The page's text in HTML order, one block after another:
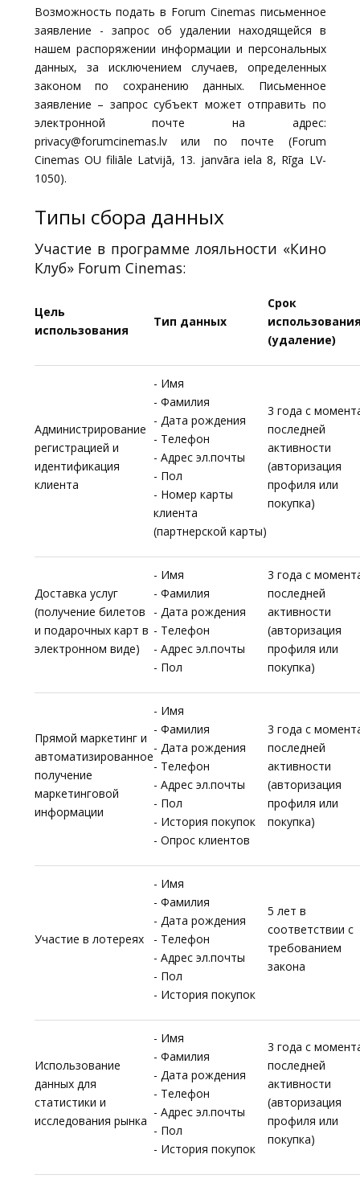
Возможность подать в Forum Cinemas письменное
заявление - запрос об удалении находящейся в
нашем распоряжении информации и персональных
данных, за исключением случаев, определенных
законом по сохранению данных. Письменное
заявление – запрос субъект может отправить по
электронной почте на адрес:
privacy@forumcinemas.lv или по почте (Forum
Cinemas OU filiāle Latvijā, 13. janvāra iela 8, Rīga LV-
1050).
Типы сбора данных
Участие в программе лояльности «Кино
Клуб» Forum Cinemas:
Цель
использования
Тип данных
Срок
(удаление)
Администрирование
регистрацией и
идентификация
клиента
- Имя
- Фамилия
- Дата рождения
- Телефон
- Адрес эл.почты
- Пол
- Номер карты
клиента
(партнерской карты)
3 года с
последней
активности
(авторизация
профиля или
покупка)
Доставка услуг
(получение билетов
и подарочных карт в
электронном виде)
- Имя
- Фамилия
- Дата рождения
- Телефон
- Адрес эл.почты
- Пол
3 года с
последней
активности
(авторизация
профиля или
покупка)
Прямой маркетинг и
автоматизированное
получение
маркетинговой
информации
- Имя
- Фамилия
- Дата рождения
- Телефон
- Адрес эл.почты
- Пол
- История покупок
- Опрос клиентов
3 года с
последней
активности
(авторизация
профиля или
покупка)
Участие в лотереях
- Имя
- Фамилия
- Дата рождения
- Телефон
- Адрес эл.почты
- Пол
- История покупок
5 лет в
соответствии с
требованием
закона
Использование
данных для
статистики и
исследования рынка
- Имя
- Фамилия
- Дата рождения
- Телефон
- Адрес эл.почты
- Пол
- История покупок
3 года с
последней
активности
(авторизация
профиля или
покупка)